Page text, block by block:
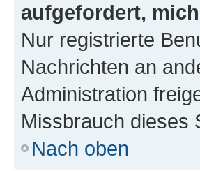
aufgefordert,
Nur registrierte
Nachrichten an
Administration
Missbrauch dieses
Nach oben